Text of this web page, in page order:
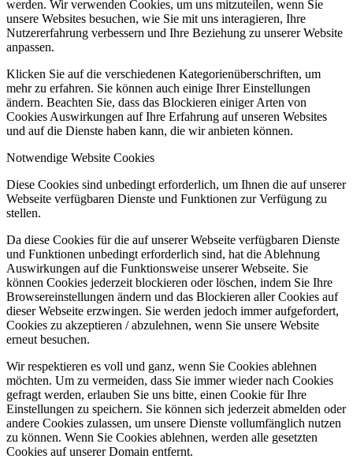
werden. Wir verwenden Cookies, um uns mitzuteilen, wenn Sie
unsere Websites besuchen, wie Sie mit uns interagieren, Ihre
Nutzererfahrung verbessern und Ihre Beziehung zu unserer Website
anpassen.
Klicken Sie auf die verschiedenen Kategorienüberschriften, um
mehr zu erfahren. Sie können auch einige Ihrer Einstellungen
ändern. Beachten Sie, dass das Blockieren einiger Arten von
Cookies Auswirkungen auf Ihre Erfahrung auf unseren Websites
und auf die Dienste haben kann, die wir anbieten können.
Notwendige Website Cookies
Diese Cookies sind unbedingt erforderlich, um Ihnen die auf unserer
Webseite verfügbaren Dienste und Funktionen zur Verfügung zu
stellen.
Da diese Cookies für die auf unserer Webseite verfügbaren Dienste
und Funktionen unbedingt erforderlich sind, hat die Ablehnung
Auswirkungen auf die Funktionsweise unserer Webseite. Sie
können Cookies jederzeit blockieren oder löschen, indem Sie Ihre
Browsereinstellungen ändern und das Blockieren aller Cookies auf
dieser Webseite erzwingen. Sie werden jedoch immer aufgefordert,
Cookies zu akzeptieren / abzulehnen, wenn Sie unsere Website
erneut besuchen.
Wir respektieren es voll und ganz, wenn Sie Cookies ablehnen
möchten. Um zu vermeiden, dass Sie immer wieder nach Cookies
gefragt werden, erlauben Sie uns bitte, einen Cookie für Ihre
Einstellungen zu speichern. Sie können sich jederzeit abmelden oder
andere Cookies zulassen, um unsere Dienste vollumfänglich nutzen
zu können. Wenn Sie Cookies ablehnen, werden alle gesetzten
Cookies auf unserer Domain entfernt.